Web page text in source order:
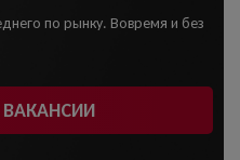
по рынку. Вовремя и без